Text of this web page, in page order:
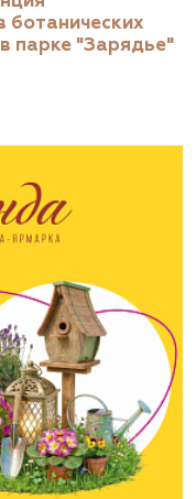
парке "Зарядье"